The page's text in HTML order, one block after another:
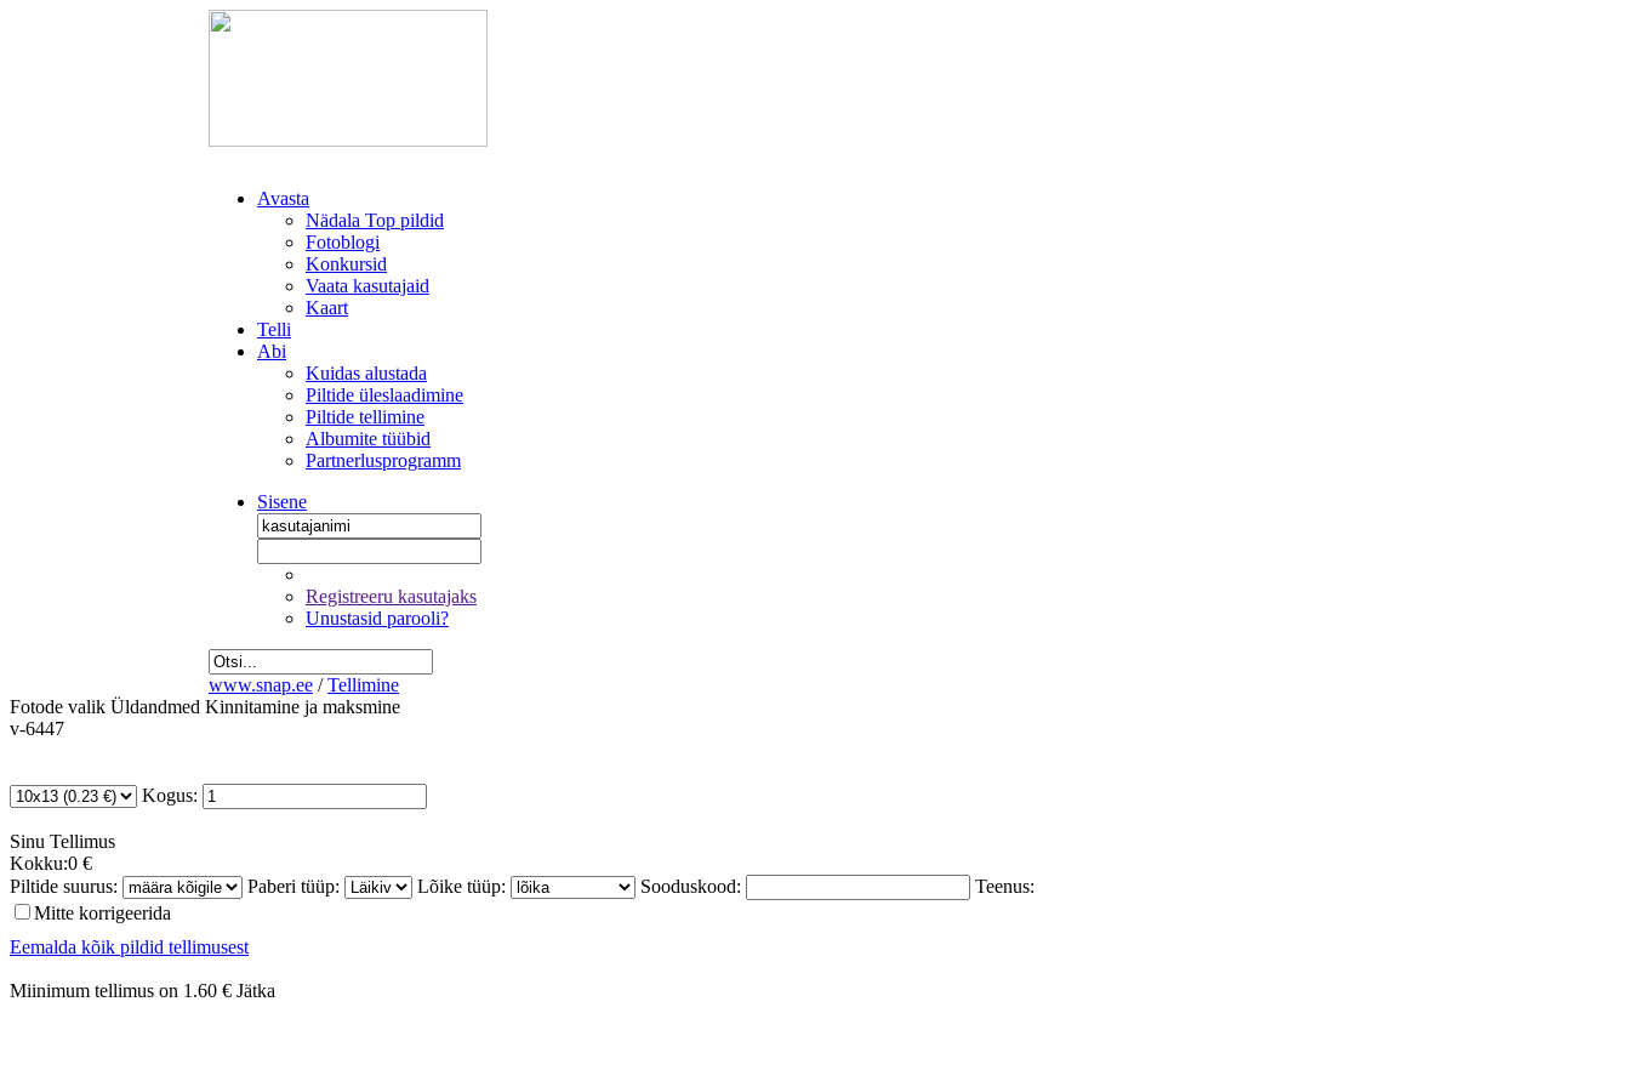
Avasta
Nädala Top pildid
Fotoblogi
Konkursid
Vaata kasutajaid
Kaart
Telli
Abi
Kuidas alustada
Piltide üleslaadimine
Piltide tellimine
Albumite tüübid
Partnerlusprogramm
Sisene
Registreeru kasutajaks
Unustasid parooli?
www.snap.ee / Tellimine
Fotode valik Üldandmed Kinnitamine ja maksmine
v-6447
Kogus:
Sinu Tellimus
Kokku:0 €
Piltide suurus:
Paberi tüüp: Lõike tüüp: Sooduskood:
Teenus:
Mitte korrigeerida
Eemalda kõik pildid tellimusest
Miinimum tellimus on 1.60 € Jätka